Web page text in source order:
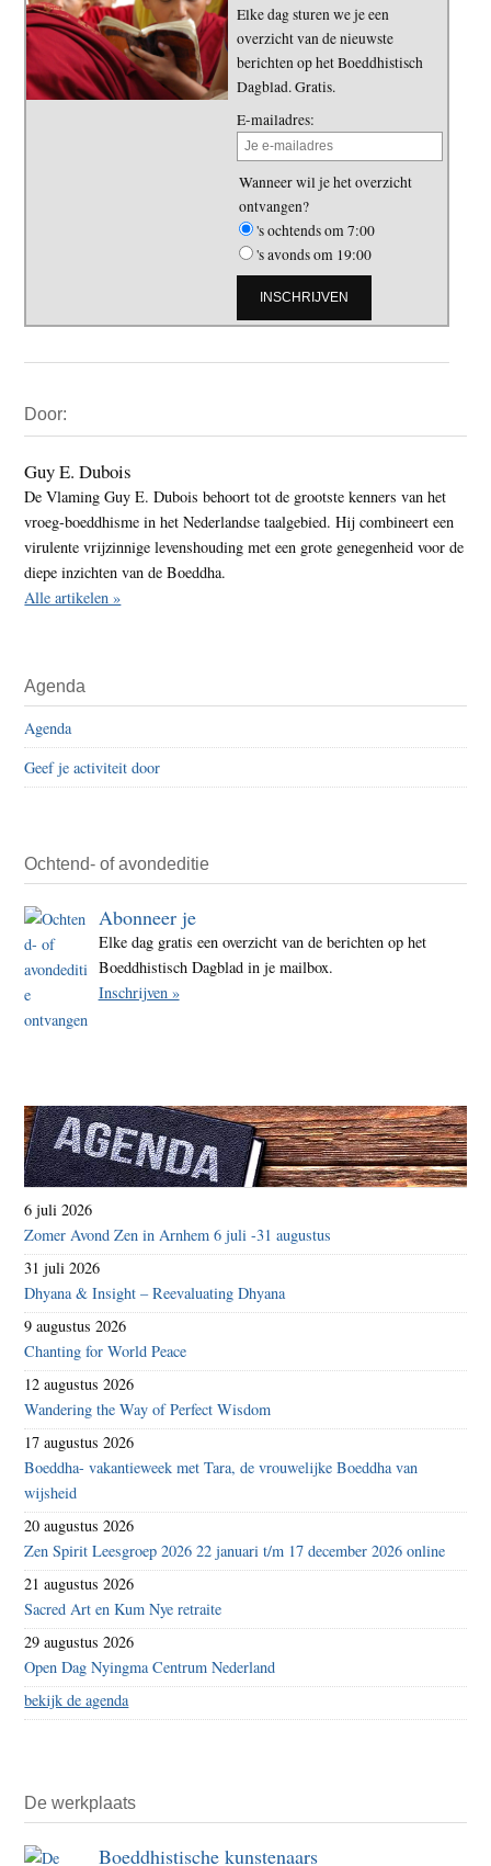
Elke dag sturen we je een
overzicht van de nieuwste
berichten op het Boeddhistisch
Dagblad. Gratis.
E-mailadres:
Wanneer wil je het overzicht
ontvangen?
's ochtends om 7:00
's avonds om 19:00
Sidebar
Door:
Guy E. Dubois
De Vlaming Guy E. Dubois behoort tot de grootste kenners van het
vroeg-boeddhisme in het Nederlandse taalgebied. Hij combineert een
virulente vrijzinnige levenshouding met een grote genegenheid voor de
diepe inzichten van de Boeddha.
Alle artikelen »
Agenda
Agenda
Geef je activiteit door
Ochtend- of avondeditie
Abonneer je
Elke dag gratis een overzicht van de berichten op het
Boeddhistisch Dagblad in je mailbox.
Inschrijven »
6 juli 2026
Zomer Avond Zen in Arnhem 6 juli -31 augustus
31 juli 2026
Dhyana & Insight – Reevaluating Dhyana
9 augustus 2026
Chanting for World Peace
12 augustus 2026
Wandering the Way of Perfect Wisdom
17 augustus 2026
Boeddha- vakantieweek met Tara, de vrouwelijke Boeddha van
wijsheid
20 augustus 2026
Zen Spirit Leesgroep 2026 22 januari t/m 17 december 2026 online
21 augustus 2026
Sacred Art en Kum Nye retraite
29 augustus 2026
Open Dag Nyingma Centrum Nederland
bekijk de agenda
De werkplaats
Boeddhistische kunstenaars